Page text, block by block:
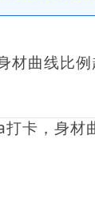
曲线比例